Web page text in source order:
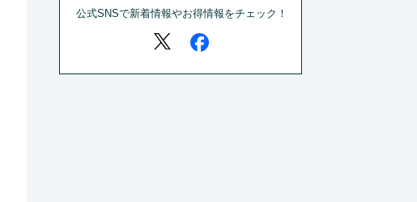
公式SNSで新着情報やお得情報をチェック！